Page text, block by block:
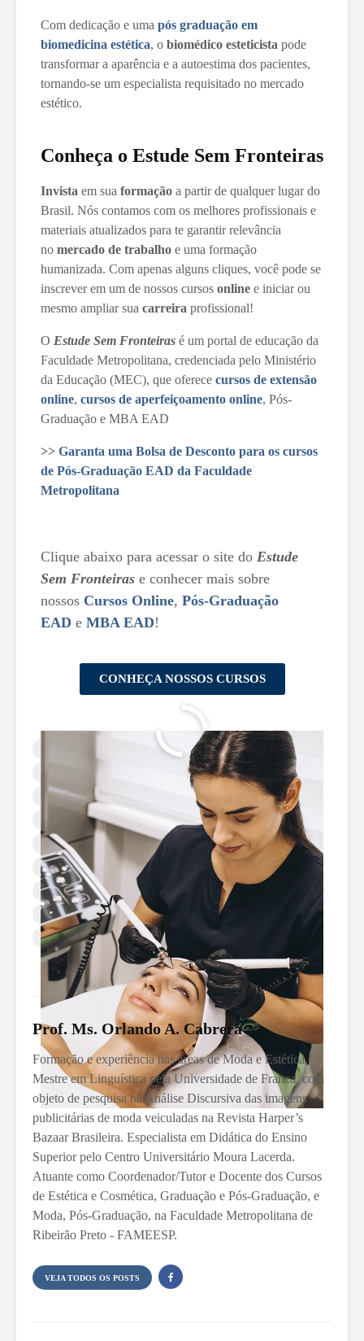
Com dedicação e uma pós graduação em
biomedicina estética, o biomédico esteticista pode
transformar a aparência e a autoestima dos pacientes,
tornando-se um especialista requisitado no mercado
estético.
Conheça o Estude Sem Fronteiras
Invista em sua formação a partir de qualquer lugar do
Brasil. Nós contamos com os melhores profissionais e
materiais atualizados para te garantir relevância
no mercado de trabalho e uma formação
humanizada. Com apenas alguns cliques, você pode se
inscrever em um de nossos cursos online e iniciar ou
mesmo ampliar sua carreira profissional!
O Estude Sem Fronteiras é um portal de educação da
Faculdade Metropolitana, credenciada pelo Ministério
da Educação (MEC), que oferece cursos de extensão
online, cursos de aperfeiçoamento online, Pós-
Graduação e MBA EAD
>> Garanta uma Bolsa de Desconto para os cursos
de Pós-Graduação EAD da Faculdade
Metropolitana
Clique abaixo para acessar o site do Estude
Sem Fronteiras e conhecer mais sobre
nossos Cursos Online, Pós-Graduação
EAD e MBA EAD!
CONHEÇA NOSSOS CURSOS
Biomédico Esteticista
Carreira em Biomedicina Estética
Cursos de Especialização em Estética
Habilitação Biomedicina Estética
Mercado de Trabalho Estética
Pós-graduação em Biomedicina Estética
Procedimentos Estéticos Não Invasivos
Regulamentação Biomedicina Estética
Salário Biomedicina Estética
Prof. Ms. Orlando A. Cabrera
Formação e experiência nas áreas de Moda e Estética.
Mestre em Linguística pela Universidade de Franca, com
objeto de pesquisa na Análise Discursiva das imagens
publicitárias de moda veiculadas na Revista Harper’s
Bazaar Brasileira. Especialista em Didática do Ensino
Superior pelo Centro Universitário Moura Lacerda.
Atuante como Coordenador/Tutor e Docente dos Cursos
de Estética e Cosmética, Graduação e Pós-Graduação, e
Moda, Pós-Graduação, na Faculdade Metropolitana de
Ribeirão Preto - FAMEESP.
VEJA TODOS OS POSTS